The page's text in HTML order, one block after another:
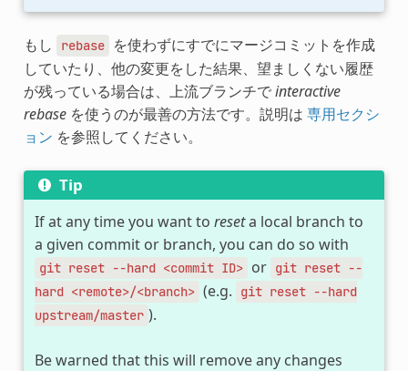
もし rebase
を使わずにすでにマージコミットを作成
していたり、他の変更をした結果、望ましくない履歴
が残っている場合は、上流ブランチでinteractive
rebaseを使うのが最善の方法です。説明は 専用セクシ
ョン を参照してください。
Tip
If at any time you want to reseta local branch to
a given commit or branch, you can do so with
git reset --hard <commit ID> or git reset --
hard <remote>/<branch> (e.g. git reset --hard
upstream/master ).
Be warned that this will remove any changes